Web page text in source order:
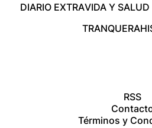
DIARIO EXTRAVIDA Y SALUD
TRANQUERA
RSS
Términos y